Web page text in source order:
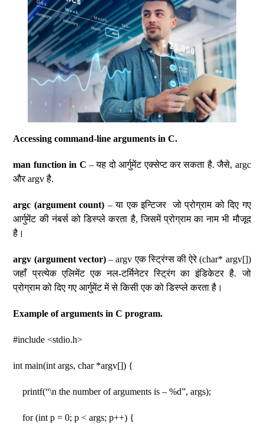
Accessing command-line arguments in C.
man function in C – यह दो आर्गुमेंट एक्सेप्ट कर सकता है. जैसे, argc
और argv है.
argc (argument count) – या एक इन्टिजर जो प्रोग्राम को दिए गए
आर्गुमेंट की नंबर्स को डिस्प्ले करता है, जिसमें प्रोग्राम का नाम भी मौजूद
है।
argv (argument vector)– argv एक स्ट्रिंग्स की ऐरे (char* argv[])
जहाँ प्रत्येक एलिमेंट एक नल-टर्मिनेटर स्ट्रिंग का इंडिकेटर है. जो
प्रोग्राम को दिए गए आर्गुमेंट में से किसी एक को डिस्प्ले करता है।
Example of arguments in C program.
#include <stdio.h>
int main(int args, char *argv[]) {
printf(“\n the number of arguments is – %d”, args);
for (int p = 0; p < args; p++) {